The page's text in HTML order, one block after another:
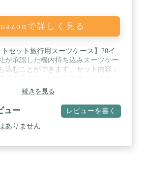
で詳しく見る
トセット旅行用スーツケース】20イ
が承認した機内持ち込みスーツケー
込むことができます。セット内容：
イレタリーバッグ*1。 / 【スピナー
ーツケース】我々のキャリーケース
かな360°ダブルホイールデザインを
自由回転もでき、どこへ行っても
/ 【大容量、多くな荷物を収納でき
続きを見る
ュー レビューを書く
ありません